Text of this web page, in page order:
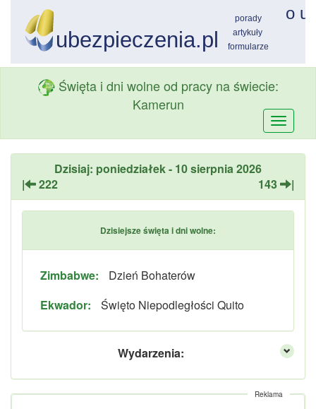
Święta i dni wolne od pracy na świecie:
Kamerun
Dzisiaj: poniedziałek - 10 sierpnia 2026
|
222 143 |
Dzisiejsze święta i dni wolne:
Zimbabwe:
Dzień Bohaterów
Ekwador:
Święto Niepodległości Quito
Wydarzenia:
Reklama